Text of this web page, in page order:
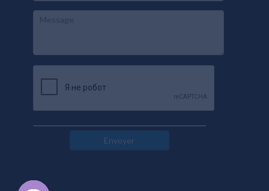
Envoyer